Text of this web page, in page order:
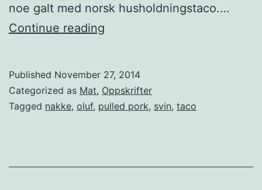
noe galt med norsk husholdningstaco.…
Continue reading
k
k
i
Published November 27, 2014
Categorized as Mat, Oppskrifter
Tagged nakke, oluf, pulled pork, svin, taco